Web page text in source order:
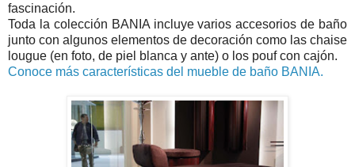
fascinación.
Toda la colección BANIA incluye varios accesorios de baño
junto con algunos elementos de decoración como las chaise
lougue (en foto, de piel blanca y ante) o los pouf con cajón.
Conoce más características del mueble de baño BANIA.